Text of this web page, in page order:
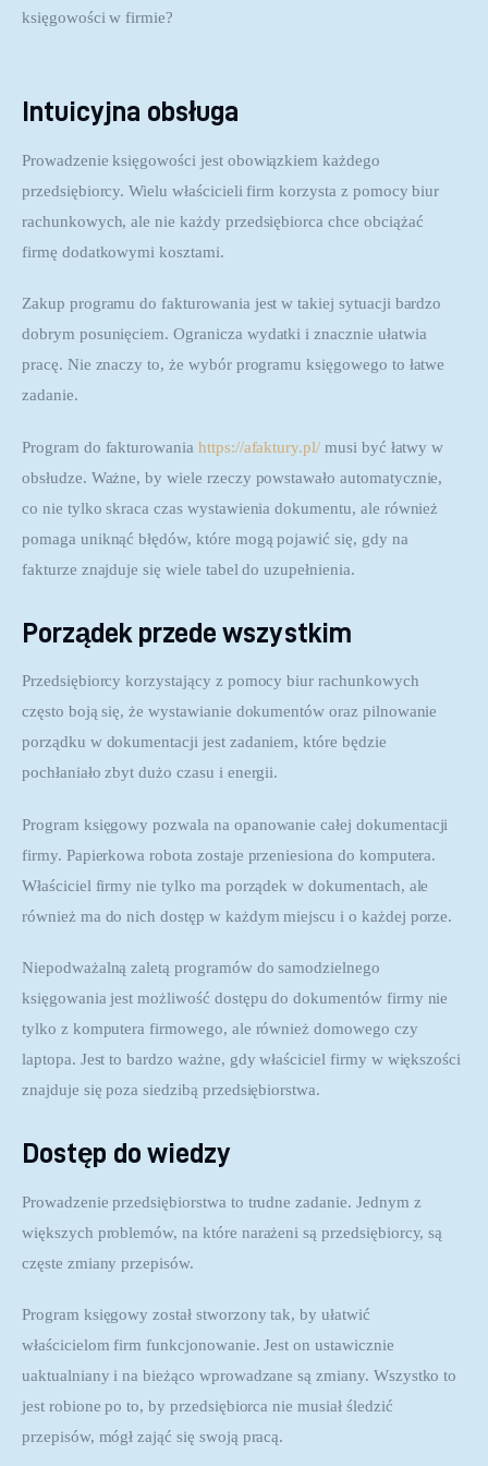
księgowości w firmie?
Intuicyjna obsługa
Prowadzenie księgowości jest obowiązkiem każdego
przedsiębiorcy. Wielu właścicieli firm korzysta z pomocy biur
rachunkowych, ale nie każdy przedsiębiorca chce obciążać
firmę dodatkowymi kosztami.
Zakup programu do fakturowania jest w takiej sytuacji bardzo
dobrym posunięciem. Ogranicza wydatki i znacznie ułatwia
pracę. Nie znaczy to, że wybór programu księgowego to łatwe
zadanie.
Program do fakturowania https://afaktury.pl/ musi być łatwy w
obsłudze. Ważne, by wiele rzeczy powstawało automatycznie,
co nie tylko skraca czas wystawienia dokumentu, ale również
pomaga uniknąć błędów, które mogą pojawić się, gdy na
fakturze znajduje się wiele tabel do uzupełnienia.
Porządek przede wszystkim
Przedsiębiorcy korzystający z pomocy biur rachunkowych
często boją się, że wystawianie dokumentów oraz pilnowanie
porządku w dokumentacji jest zadaniem, które będzie
pochłaniało zbyt dużo czasu i energii.
Program księgowy pozwala na opanowanie całej dokumentacji
firmy. Papierkowa robota zostaje przeniesiona do komputera.
Właściciel firmy nie tylko ma porządek w dokumentach, ale
również ma do nich dostęp w każdym miejscu i o każdej porze.
Niepodważalną zaletą programów do samodzielnego
księgowania jest możliwość dostępu do dokumentów firmy nie
tylko z komputera firmowego, ale również domowego czy
laptopa. Jest to bardzo ważne, gdy właściciel firmy w większości
znajduje się poza siedzibą przedsiębiorstwa.
Dostęp do wiedzy
Prowadzenie przedsiębiorstwa to trudne zadanie. Jednym z
większych problemów, na które narażeni są przedsiębiorcy, są
częste zmiany przepisów.
Program księgowy został stworzony tak, by ułatwić
właścicielom firm funkcjonowanie. Jest on ustawicznie
uaktualniany i na bieżąco wprowadzane są zmiany. Wszystko to
jest robione po to, by przedsiębiorca nie musiał śledzić
przepisów, mógł zająć się swoją pracą.